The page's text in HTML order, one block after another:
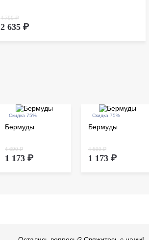
4 790 ₽
2 635 ₽
Скидка 75%
Бермуды
4 690 ₽
1 173 ₽
Скидка 75%
Бермуды
4 690 ₽
1 173 ₽